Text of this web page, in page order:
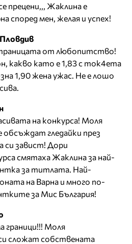
прецени,,, Жаклина е
според мен, желая и успех!
от любопитство!
какво като е 1,83 с ток4ета
1,90 жена ужас. Не е лошо
на конкурса! Моля
обсъждат гледайки през
си завист! Дори
смятаха Жаклина за най-
за титлата. Най-
на Варна и много по-
за Мис България!
граници!!! Моля
сложат собствената